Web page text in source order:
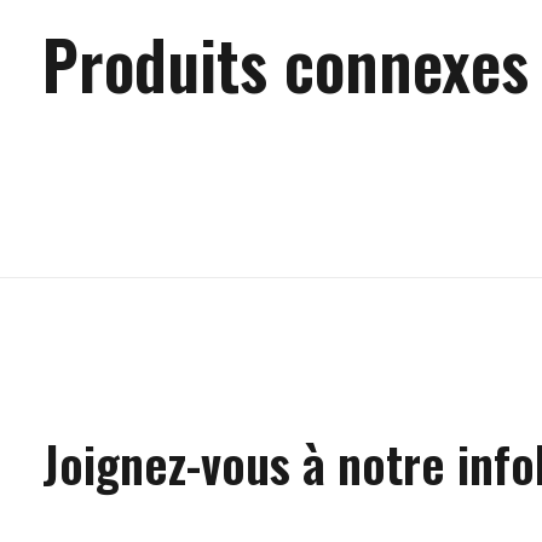
Produits connexes
Joignez-vous à notre